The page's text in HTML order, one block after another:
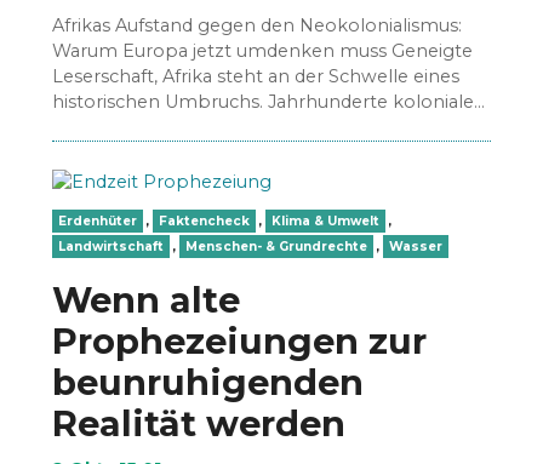
Afrikas Aufstand gegen den Neokolonialismus:
Warum Europa jetzt umdenken muss Geneigte
Leserschaft, Afrika steht an der Schwelle eines
historischen Umbruchs. Jahrhunderte kolonialer
Erdenhüter , Faktencheck , Klima & Umwelt
,
Landwirtschaft
, Menschen- & Grundrechte , Wasser
Wenn alte
Prophezeiungen zur
beunruhigenden
Realität werden